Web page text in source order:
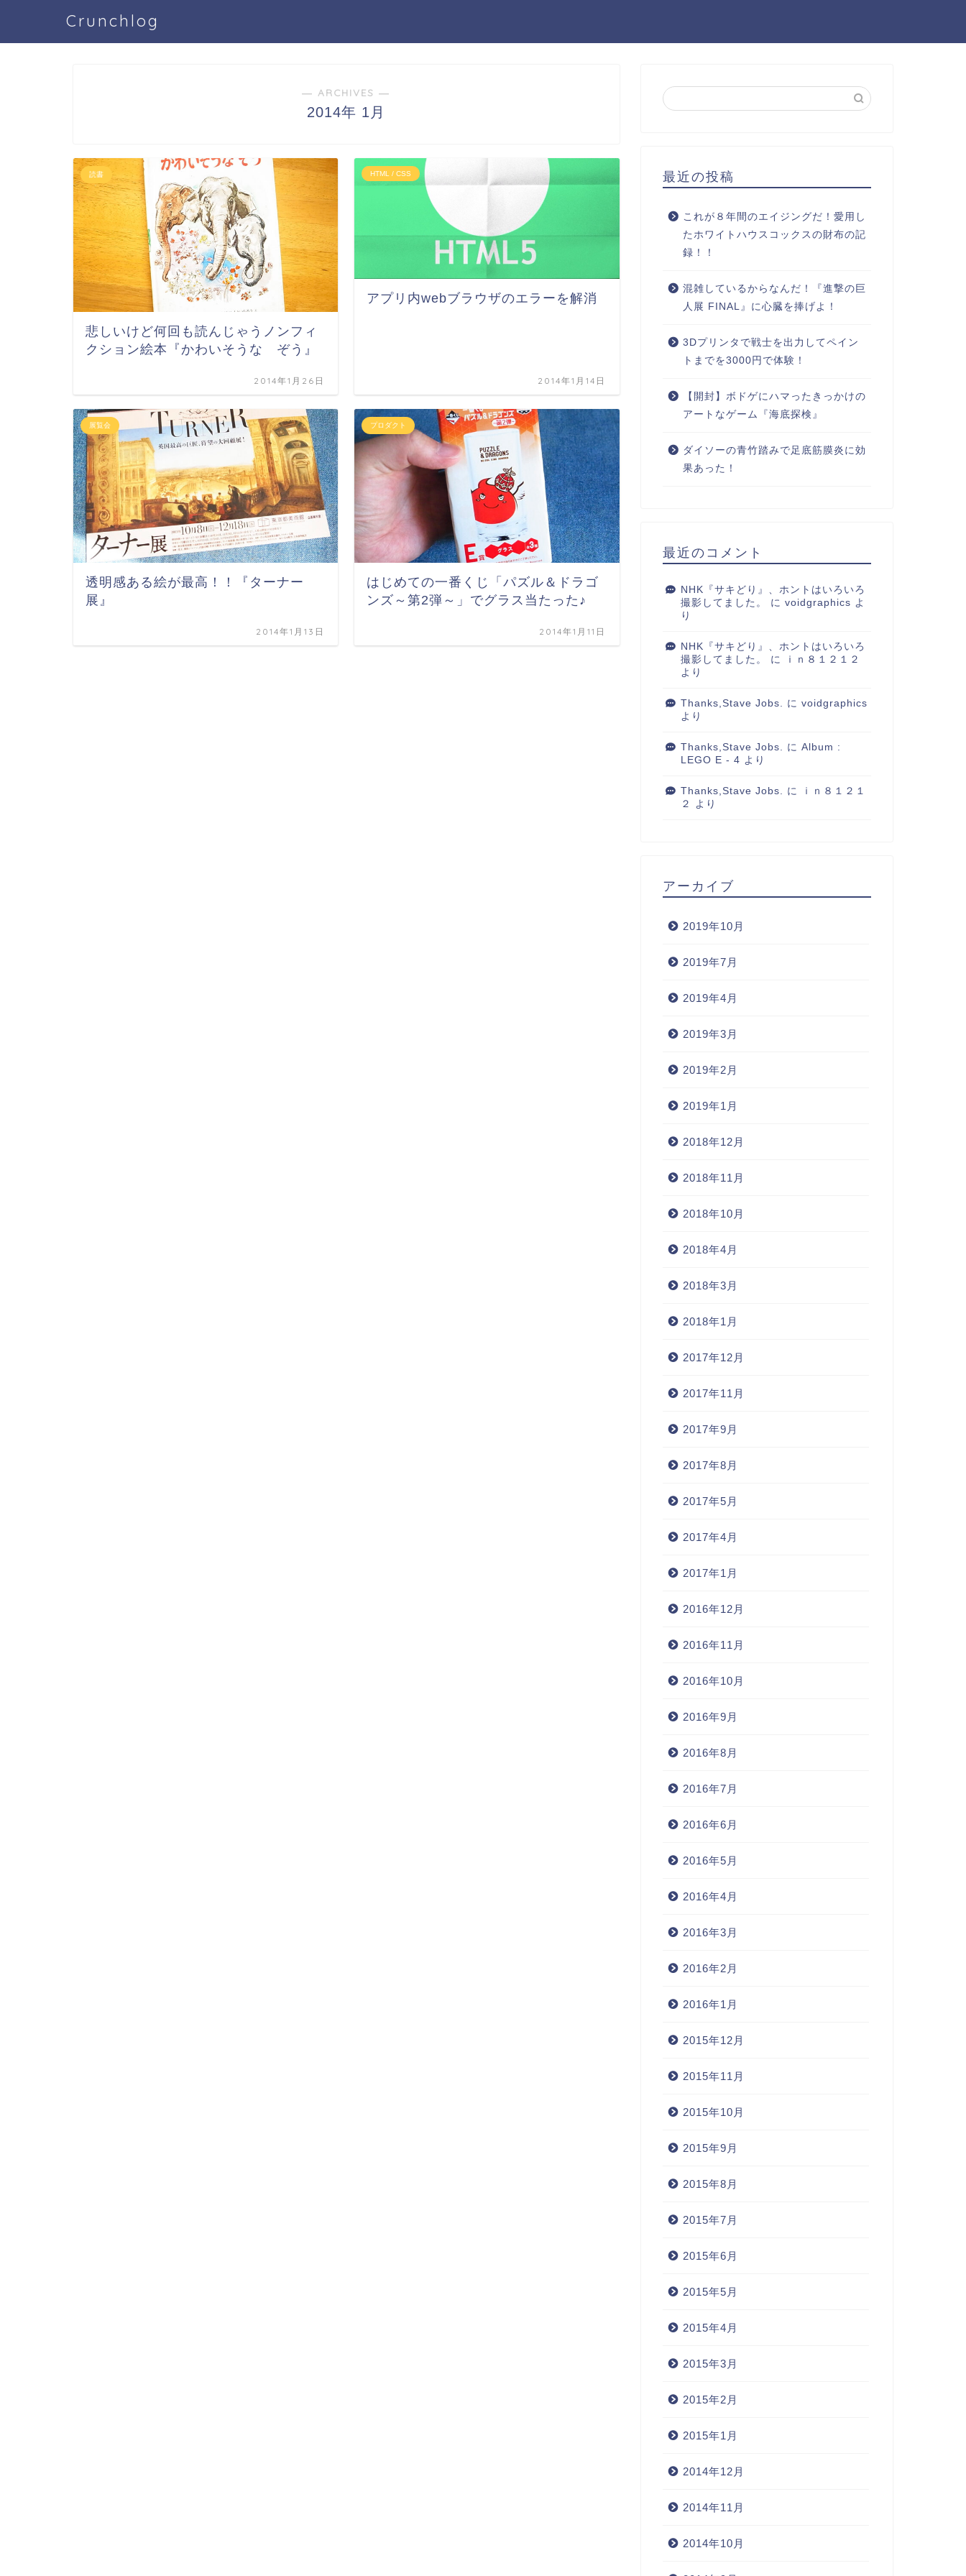
Crunchlog
― ARCHIVES ―
2014年 1月
読書
悲しいけど何回も読んじゃうノンフィ
クション絵本『かわいそうな ぞう』
2014年1月26日
HTML / CSS
アプリ内webブラウザのエラーを解消
2014年1月14日
展覧会
透明感ある絵が最高！！『ターナー
展』
2014年1月13日
プロダクト
はじめての一番くじ「パズル＆ドラゴ
ンズ～第2弾～」でグラス当たった♪
2014年1月11日
最近の投稿
これが８年間のエイジングだ！愛用し
たホワイトハウスコックスの財布の記
録！！
混雑しているからなんだ！『進撃の巨
人展 FINAL』に心臓を捧げよ！
3Dプリンタで戦士を出力してペイン
トまでを3000円で体験！
【開封】ボドゲにハマったきっかけの
アートなゲーム『海底探検』
ダイソーの青竹踏みで足底筋膜炎に効
果あった！
最近のコメント
NHK『サキどり』、ホントはいろいろ
撮影してました。
に voidgraphics よ
り
NHK『サキどり』、ホントはいろいろ
撮影してました。
に
ｉｎ８１２１２
より
Thanks,Stave Jobs. に voidgraphics
より
Thanks,Stave Jobs. に Album :
LEGO E - 4 より
Thanks,Stave Jobs. に
ｉｎ８１２１
２
より
アーカイブ
2019年10月
2019年7月
2019年4月
2019年3月
2019年2月
2019年1月
2018年12月
2018年11月
2018年10月
2018年4月
2018年3月
2018年1月
2017年12月
2017年11月
2017年9月
2017年8月
2017年5月
2017年4月
2017年1月
2016年12月
2016年11月
2016年10月
2016年9月
2016年8月
2016年7月
2016年6月
2016年5月
2016年4月
2016年3月
2016年2月
2016年1月
2015年12月
2015年11月
2015年10月
2015年9月
2015年8月
2015年7月
2015年6月
2015年5月
2015年4月
2015年3月
2015年2月
2015年1月
2014年12月
2014年11月
2014年10月